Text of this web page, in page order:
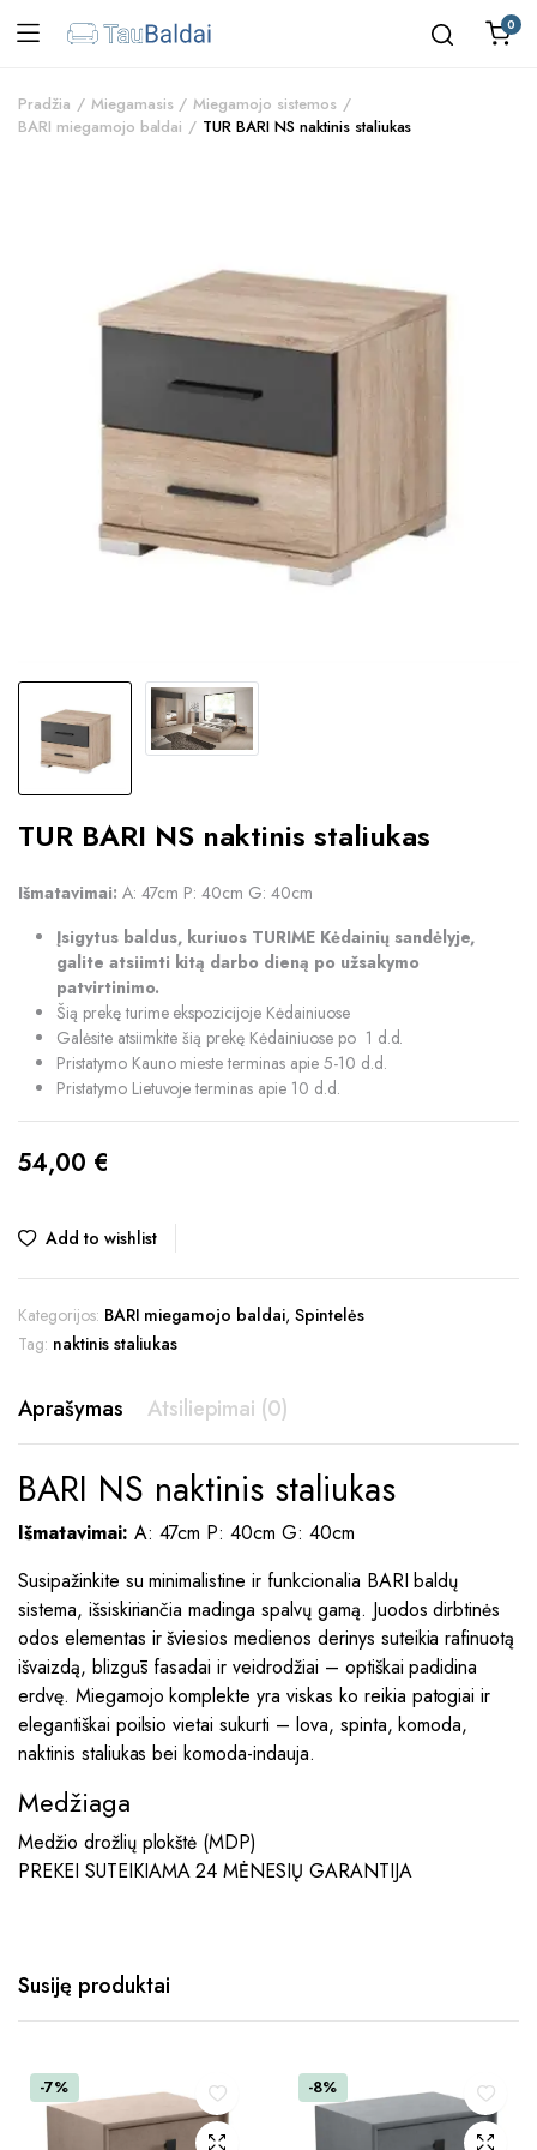
0
Pradžia Miegamasis
Miegamojo sistemos
BARI miegamojo baldai
TUR BARI NS naktinis staliukas
TUR BARI NS naktinis staliukas
Išmatavimai: A: 47cm P: 40cm G: 40cm
Įsigytus baldus, kuriuos TURIME Kėdainių sandėlyje,
galite atsiimti kitą darbo dieną po užsakymo
patvirtinimo.
Šią prekę turime ekspozicijoje Kėdainiuose
Galėsite atsiimkite šią prekę Kėdainiuose po 1 d.d.
Pristatymo Kauno mieste terminas apie 5-10 d.d.
Pristatymo Lietuvoje terminas apie 10 d.d.
54,00 €
Add to wishlist
Kategorijos: BARI miegamojo baldai, Spintelės
Tag: naktinis staliukas
Aprašymas Atsiliepimai (0)
BARI NS naktinis staliukas
Išmatavimai: A: 47cm P: 40cm G: 40cm
Susipažinkite su minimalistine ir funkcionalia BARI baldų
sistema, išsiskiriančia madinga spalvų gamą. Juodos dirbtinės
odos elementas ir šviesios medienos derinys suteikia rafinuotą
išvaizdą, blizgūs fasadai ir veidrodžiai – optiškai padidina
erdvę. Miegamojo komplekte yra viskas ko reikia patogiai ir
elegantiškai poilsio vietai sukurti – lova, spinta, komoda,
naktinis staliukas bei komoda-indauja.
Medžiaga
Medžio drožlių plokštė (MDP)
PREKEI SUTEIKIAMA 24 MĖNESIŲ GARANTIJA
Susiję produktai
-7% -8%